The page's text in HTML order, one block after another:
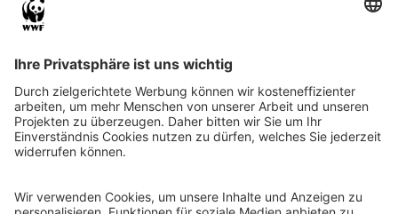
WWF Deutschland
Reinhardtstr. 18
10117 Berlin
Ihre Spende kann steuerlich geltend gemacht werden